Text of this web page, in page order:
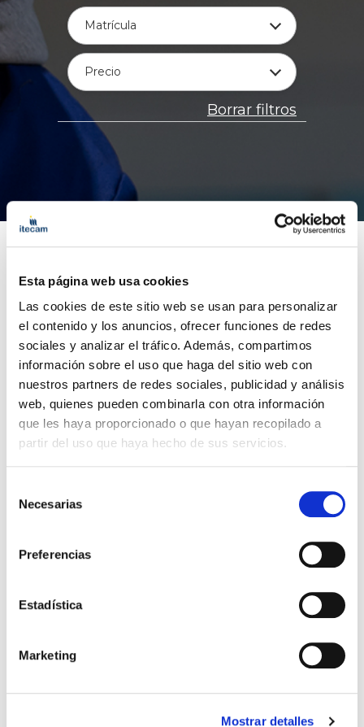
Esta página web usa cookies
Las cookies de este sitio web se usan para personalizar
el contenido y los anuncios, ofrecer funciones de redes
sociales y analizar el tráfico. Además, compartimos
información sobre el uso que haga del sitio web con
nuestros partners de redes sociales, publicidad y análisis
web, quienes pueden combinarla con otra información
que les haya proporcionado o que hayan recopilado a
partir del uso que haya hecho de sus servicios.
Necesarias
Preferencias
Estadística
Marketing
Mostrar detalles
Matrícula
Precio
Borrar filtros
Curso PRESTO
Bonificable